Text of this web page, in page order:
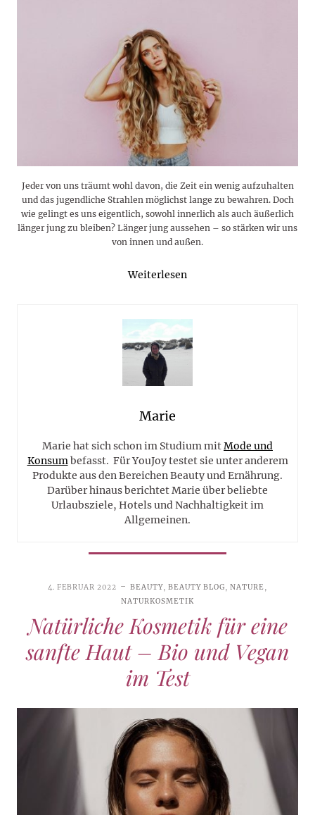
Jeder von uns träumt wohl davon, die Zeit ein wenig aufzuhalten
und das jugendliche Strahlen möglichst lange zu bewahren. Doch
wie gelingt es uns eigentlich, sowohl innerlich als auch äußerlich
länger jung zu bleiben? Länger jung aussehen – so stärken wir uns
von innen und außen.
Weiterlesen
Marie
Marie hat sich schon im Studium mitMode und
Konsumbefasst. Für YouJoy testet sie unter anderem
Produkte aus den Bereichen Beauty und Ernährung.
Darüber hinaus berichtet Marie über beliebte
Urlaubsziele, Hotels und Nachhaltigkeit im
Allgemeinen.
4. FEBRUAR 2022 BEAUTY, BEAUTY BLOG,NATURE,
NATURKOSMETIK
Natürliche Kosmetik für eine
sanfte Haut – Bio und Vegan
im Test